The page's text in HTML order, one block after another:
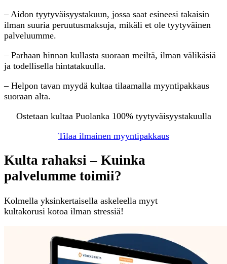
– Aidon tyytyväisyystakuun, jossa saat esineesi takaisin
ilman suuria peruutusmaksuja, mikäli et ole tyytyväinen
palveluumme.
– Parhaan hinnan kullasta suoraan meiltä, ilman välikäsiä
ja todellisella hintatakuulla.
– Helpon tavan myydä kultaa tilaamalla myyntipakkaus
suoraan alta.
Ostetaan kultaa Puolanka 100% tyytyväisyystakuulla
Tilaa ilmainen myyntipakkaus
Kulta rahaksi – Kuinka
palvelumme toimii?
Kolmella yksinkertaisella askeleella myyt
kultakorusi kotoa ilman stressiä!